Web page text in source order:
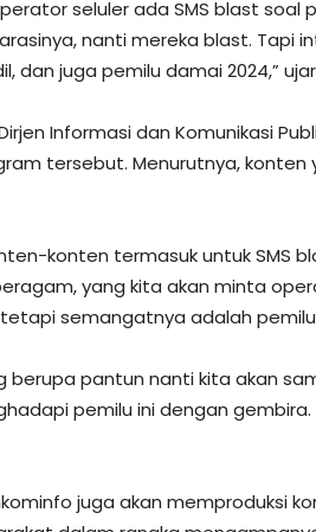
seluler ada SMS blast soal
nanti mereka blast. Tapi
dan juga pemilu damai 2024,” ujar
Informasi dan Komunikasi
tersebut. Menurutnya, konten
konten termasuk untuk SMS
yang kita akan minta
semangatnya adalah
berupa pantun nanti kita akan
pemilu ini dengan gembira.
juga akan memproduksi